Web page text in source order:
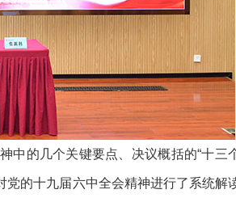
中的几个关键要点、决议概括的“十三
党的十九届六中全会精神进行了系统解